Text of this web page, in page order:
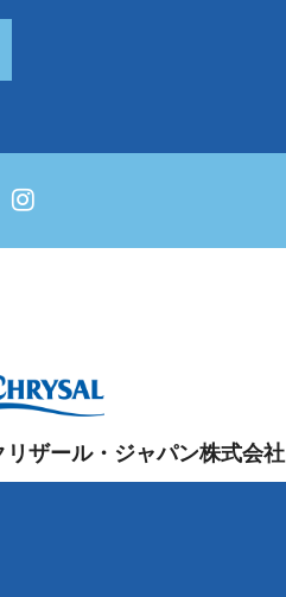
リザール・ジャパン株式会社